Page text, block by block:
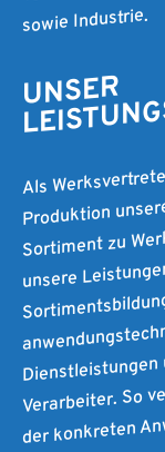
sowie Industrie.
UNSER
Als
Produktion
Sortiment zu
unsere
Verarbeiter. So
der konkreten